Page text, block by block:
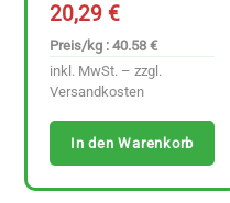
20,29€
Preis/kg : 40.58 €
inkl. MwSt. – zzgl.
Versandkosten
In den Warenkorb